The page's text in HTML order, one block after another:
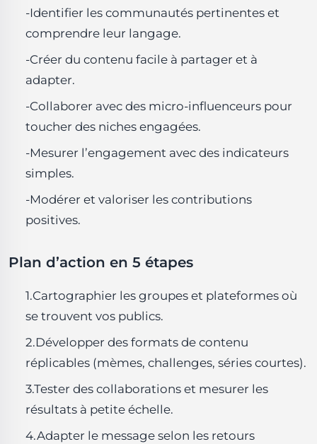
-Identifier les communautés pertinentes et
comprendre leur langage.
-Créer du contenu facile à partager et à
adapter.
-Collaborer avec des micro-influenceurs pour
toucher des niches engagées.
-Mesurer l’engagement avec des indicateurs
simples.
-Modérer et valoriser les contributions
positives.
Plan d’action en 5 étapes
1.Cartographier les groupes et plateformes où
se trouvent vos publics.
2.Développer des formats de contenu
réplicables (mèmes, challenges, séries courtes).
3.Tester des collaborations et mesurer les
résultats à petite échelle.
4.Adapter le message selon les retours